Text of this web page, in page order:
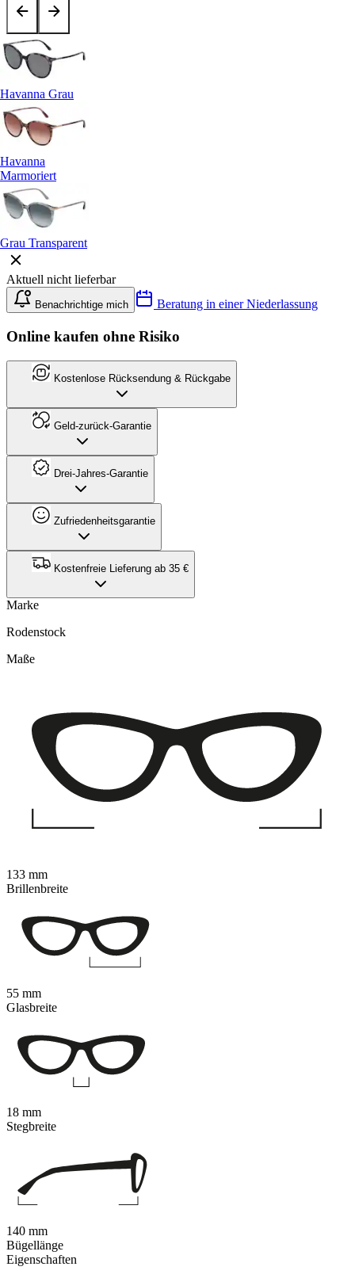
Havanna Grau
Havanna
Marmoriert
Grau Transparent
Aktuell nicht lieferbar
Benachrichtige mich Beratung in einer Niederlassung
Online kaufen ohne Risiko
Kostenlose Rücksendung & Rückgabe
Geld-zurück-Garantie
Drei-Jahres-Garantie
Zufriedenheitsgarantie
Kostenfreie Lieferung ab 35 €
Marke
Rodenstock
Eigenschaften
Maße
133 mm
Brillenbreite
55 mm
Glasbreite
18 mm
Stegbreite
140 mm
Bügellänge